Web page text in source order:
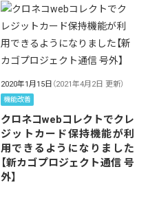
2020年1月15日 （2021年4月2日 更新）
機能改善
クロネコwebコレクトでクレ
ジットカード保持機能が利
用できるようになりました
【新カゴプロジェクト通信 号
外】